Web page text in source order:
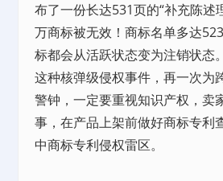
布了一份长达531页的“补充陈述
万商标被无效！商标名单多达
标都会从活跃状态变为注销状态
这种核弹级侵权事件，再一次为
警钟，一定要重视知识产权，卖
事，在产品上架前做好商标专利
中商标专利侵权雷区。